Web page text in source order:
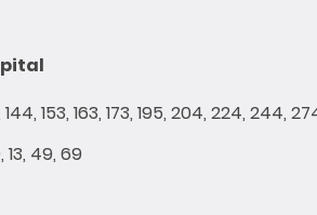
153, 163, 173, 195, 204, 224, 244,
49, 69